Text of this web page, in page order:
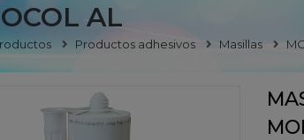
AL
Productos adhesivos Masillas